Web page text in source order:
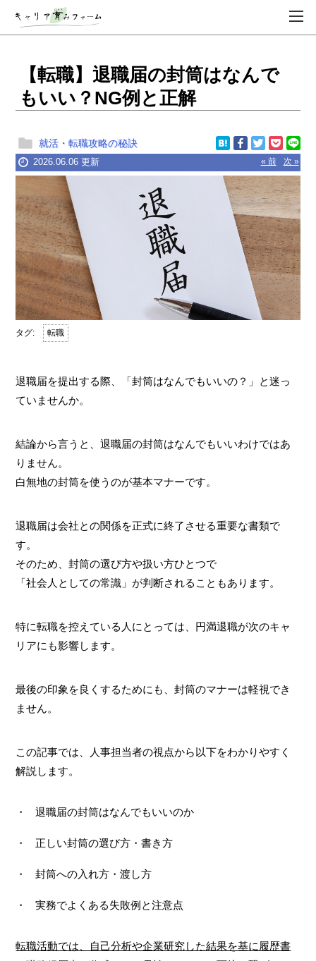
【転職】退職届の封筒はなんで
もいい？NG例と正解
就活・転職攻略の秘訣
2026.06.06 更新 次 »
« 前
転職
退職届を提出する際、「封筒はなんでもいいの？」と迷っ
ていませんか。
結論から言うと、退職届の封筒はなんでもいいわけではあ
りません。
白無地の封筒を使うのが基本マナーです。
退職届は会社との関係を正式に終了させる重要な書類で
す。
そのため、封筒の選び方や扱い方ひとつで
「社会人としての常識」が判断されることもあります。
特に転職を控えている人にとっては、円満退職が次のキャ
リアにも影響します。
最後の印象を良くするためにも、封筒のマナーは軽視でき
ません。
この記事では、人事担当者の視点から以下をわかりやすく
解説します。
退職届の封筒はなんでもいいのか
正しい封筒の選び方・書き方
封筒への入れ方・渡し方
実務でよくある失敗例と注意点
転職活動では、自己分析や企業研究した結果を基に履歴書